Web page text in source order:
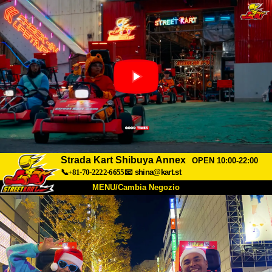
Strada Kart Shibuya Annex
OPEN 10:00-22:00
📞+81-70-2222-6655📧 shina@kart.st
MENU/Cambia Negozio
Chi Siamo Specifiche Prezzo
Accesso Recensioni FAQ